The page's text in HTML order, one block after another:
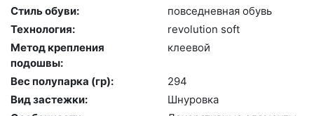
Стиль обуви:
пов­седнев­ная обувь
Технология:
re­volu­ti­on soft
Метод крепления
подошвы:
кле­евой
Вес полупарка (гр):
294
Вид застежки:
Шну­ров­ка